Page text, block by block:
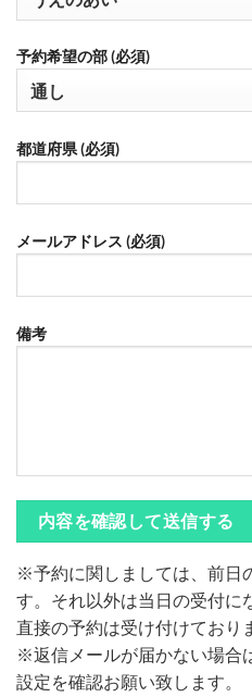
予約希望の部 (必須)
都道府県 (必須)
メールアドレス (必須)
備考
※予約に関しましては、前日
す。それ以外は当日の受付に
直接の予約は受け付けており
※返信メールが届かない場合
設定を確認お願い致します。